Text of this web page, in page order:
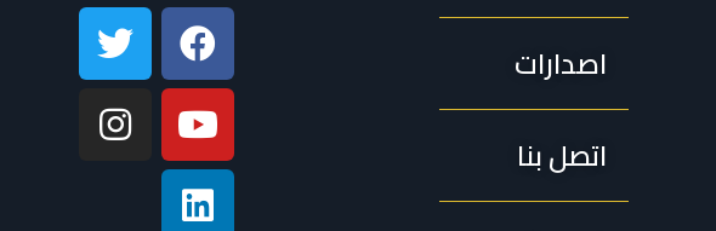
اصدارات
اتصل بنا